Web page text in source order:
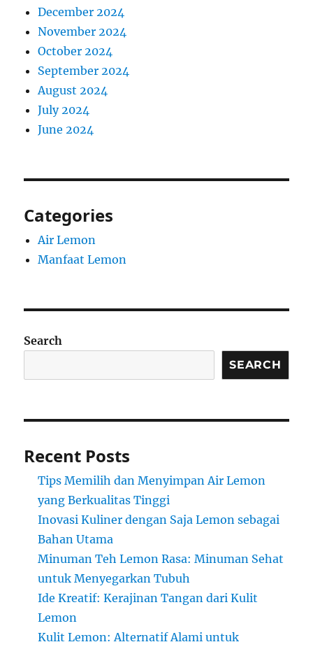
December 2024
November 2024
October 2024
September 2024
August 2024
July 2024
June 2024
Categories
Air Lemon
Manfaat Lemon
Search
SEARCH
Recent Posts
Tips Memilih dan Menyimpan Air Lemon
yang Berkualitas Tinggi
Inovasi Kuliner dengan Saja Lemon sebagai
Bahan Utama
Minuman Teh Lemon Rasa: Minuman Sehat
untuk Menyegarkan Tubuh
Ide Kreatif: Kerajinan Tangan dari Kulit
Lemon
Kulit Lemon: Alternatif Alami untuk